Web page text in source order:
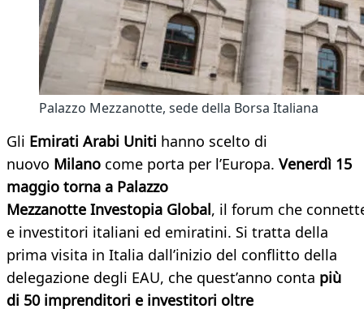
Palazzo Mezzanotte, sede della Borsa Italiana
Gli Emirati Arabi Uniti hanno scelto di
nuovo Milano come porta per l’Europa. Venerdì 15
maggio torna a Palazzo
Mezzanotte Investopia Global, il forum che
e investitori italiani ed emiratini. Si tratta della
prima visita in Italia dall’inizio del conflitto della
delegazione degli EAU, che quest’anno conta più
di 50 imprenditori e investitori oltre